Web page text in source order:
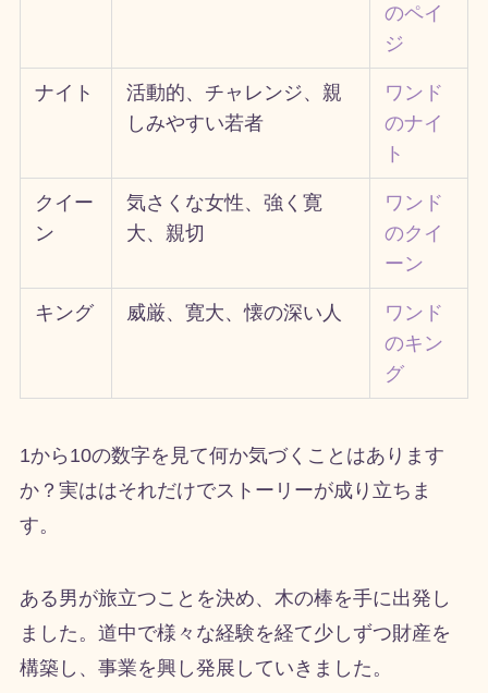
のペイ
ジ
ナイト
活動的、チャレンジ、親
しみやすい若者
ワンド
のナイ
ト
クイー
ン
気さくな女性、強く寛
大、親切
ワンド
のクイ
ーン
キング 威厳、寛大、懐の深い人
ワンド
のキン
グ
1から 10の数字を見て何か気づくことはあります
か？実ははそれだけでストーリーが成り立ちま
す。
ある男が旅立つことを決め、木の棒を手に出発し
ました。道中で様々な経験を経て少しずつ財産を
構築し、事業を興し発展していきました。